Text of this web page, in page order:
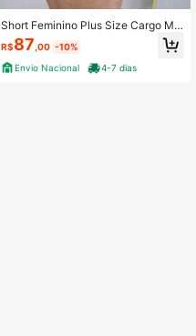
Short Feminino Plus Size Cargo Mo
delador Com Elastano
R$87 ,00 -10%
Envio Nacional
4-7 dias